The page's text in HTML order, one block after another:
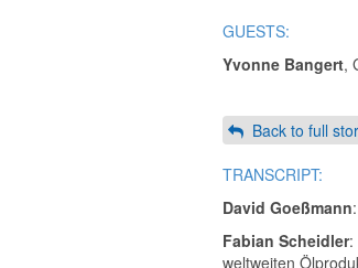
GUESTS:
Yvonne Bangert,
Back to full
TRANSCRIPT:
David Goeßmann
Fabian Scheidler:
weltweiten